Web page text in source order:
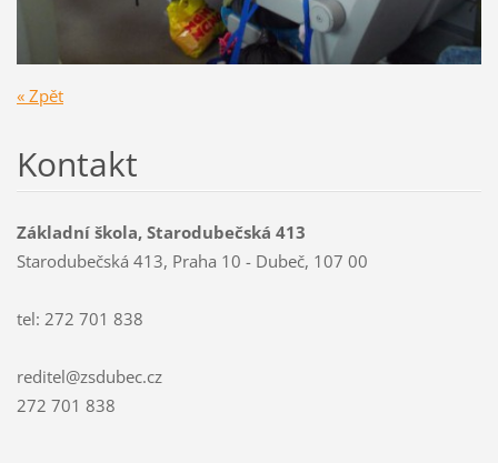
« Zpět
Kontakt
Základní škola, Starodubečská 413
Starodubečská 413, Praha 10 - Dubeč, 107 00
tel: 272 701 838
reditel@zsdubec.cz
272 701 838